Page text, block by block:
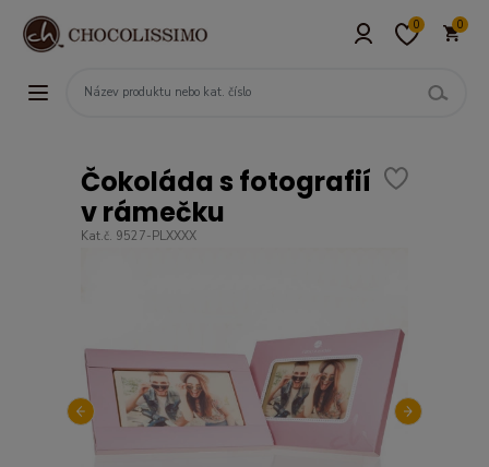
0 0
Čokoláda s fotografií
v rámečku
Kat.č. 9527-PLXXXX